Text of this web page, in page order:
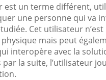
est un terme différent,
une personne qui va
Cet utilisateur
mais peut
interopère avec la
la suite, l’utilisateur